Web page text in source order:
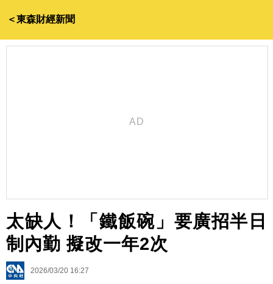
＜東森財經新聞
太缺人！「鐵飯碗」要廣招半日
制內勤 擬改一年2次
2026/03/20 16:27